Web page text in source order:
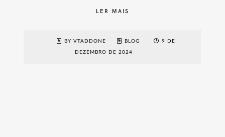
LER MAIS
BY VTADDONE BLOG 9 DE
DEZEMBRO DE 2024